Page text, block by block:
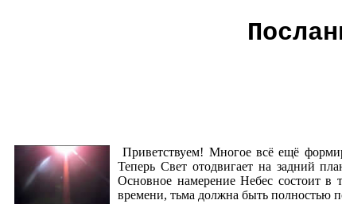
Приветствуем! Многое всё ещё
Теперь Свет отодвигает на задний
Основное намерение Небес состоит в
времени, тьма должна быть полностью